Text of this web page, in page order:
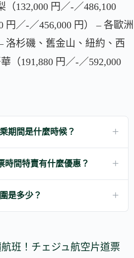
（132,000 円／-／486,100
円／-／456,000 円） – 各歐洲
洛杉磯、舊金山、紐約、西
（191,880 円／-／592,000
期間是什麼時候？
時間特賣有什麼優惠？
是多少？
班！チェジュ航空片道票